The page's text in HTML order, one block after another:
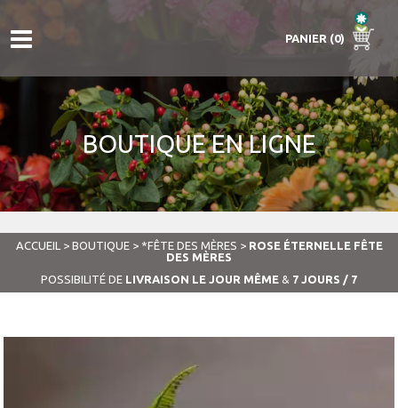
PANIER (0)
BOUTIQUE EN LIGNE
ACCUEIL > BOUTIQUE> *FÊTE DES MÈRES > ROSE ÉTERNELLE FÊTE
DES MÈRES
POSSIBILITÉ DE LIVRAISON LE JOUR MÊME & 7 JOURS / 7